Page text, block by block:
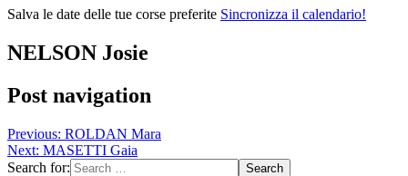
Salva le date delle tue corse preferite Sincronizza il calendario!
NELSON Josie
Post navigation
Previous: ROLDAN Mara
Next: MASETTI Gaia
Search for: